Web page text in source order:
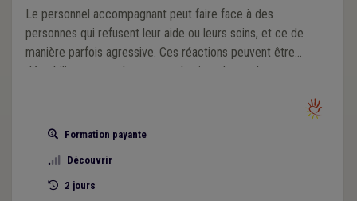
Le personnel accompagnant peut faire face à des
personnes qui refusent leur aide ou leurs soins, et ce de
manière parfois agressive. Ces réactions peuvent être
déstabilisante pour le personnel qui se demande comment
Formation payante
Découvrir
2 jours